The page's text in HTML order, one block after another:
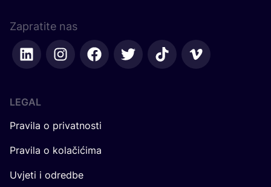
Zapratite nas
LEGAL
Pravila o privatnosti
Pravila o kolačićima
Uvjeti i odredbe